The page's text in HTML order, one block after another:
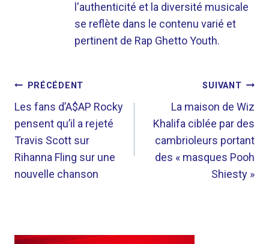
l'authenticité et la diversité musicale
se reflète dans le contenu varié et
pertinent de Rap Ghetto Youth.
NAVIGATION
DE
L’ARTICLE
PRÉCÉDENT
Les fans d’A$AP Rocky
pensent qu’il a rejeté
Travis Scott sur
Rihanna Fling sur une
nouvelle chanson
SUIVANT
La maison de Wiz
Khalifa ciblée par des
cambrioleurs portant
des « masques Pooh
Shiesty »